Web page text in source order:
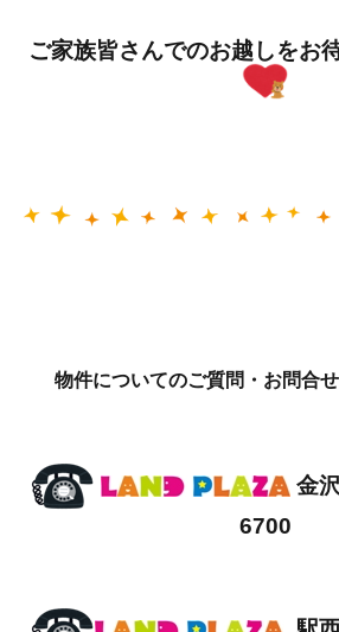
ご家族皆さんでのお越しをお
物件についてのご質問・お問合
金
6700